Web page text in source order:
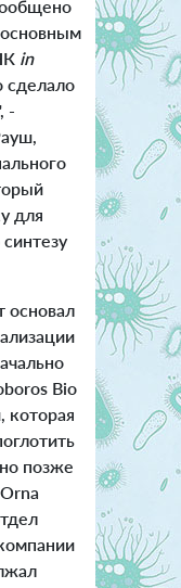
in
сделало
-
для
основал
Bio
которая
позже